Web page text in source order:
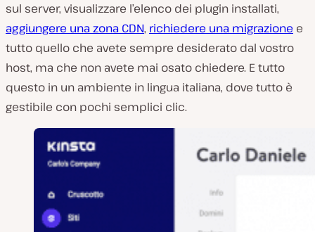
sul server, visualizzare l’elenco dei plugin installati,
aggiungere una zona CDN, richiedere una migrazione e
tutto quello che avete sempre desiderato dal vostro
host, ma che non avete mai osato chiedere. E tutto
questo in un ambiente in lingua italiana, dove tutto è
gestibile con pochi semplici clic.